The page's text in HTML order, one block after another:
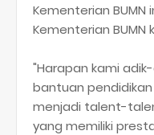
Kementerian
Kementerian BUMN
"Harapan kami
bantuan
menjadi talent-
yang memiliki